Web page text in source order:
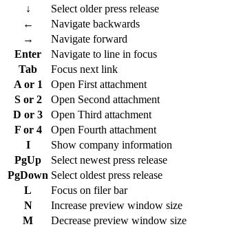
↓
Select older press release
←
Navigate backwards
→
Navigate forward
Enter
Navigate to line in focus
Tab
Focus next link
A or 1
Open First attachment
S or 2
Open Second attachment
D or 3
Open Third attachment
F or 4
Open Fourth attachment
I
Show company information
PgUp
Select newest press release
PgDown Select oldest press release
L
Focus on filer bar
N
Increase preview window size
M
Decrease preview window size